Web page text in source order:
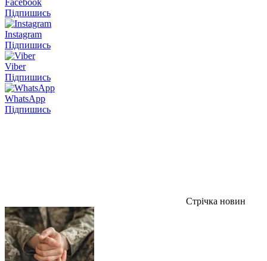
Підпишись
Instagram
Підпишись
Viber
Підпишись
WhatsApp
Підпишись
Стрічка новин